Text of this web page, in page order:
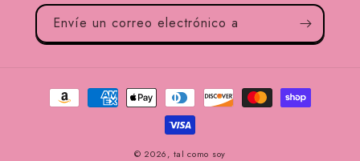
Envíe un correo electrónico a
Métodos
© 2026, tal como soy